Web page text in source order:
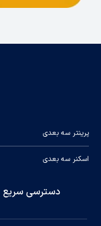
پرینتر سه بعدی
اسکنر سه بعدی
دسترسی سریع